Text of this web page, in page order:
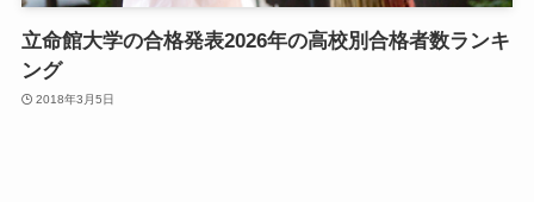
立命館大学の合格発表2026年の高校別合格者数ランキ
ング
2018年3月5日